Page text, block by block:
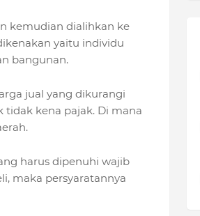
kemudian dialihkan ke
yaitu individu
bangunan.
jual yang dikurangi
tidak kena pajak. Di mana
harus dipenuhi wajib
maka persyaratannya